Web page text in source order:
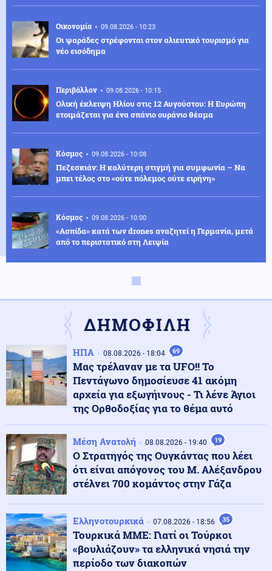
Οικονομία 09.08.2026 - 10:23
Οι ψαράδες στρέφονται στον αλιευτικό τουρισμό για
νέο εισόδημα
Περιβάλλον 09.08.2026 - 10:15
Ολική έκλειψη Ηλίου στις 12 Αυγούστου: Η Ευρώπη
ετοιμάζεται για ένα σπάνιο ουράνιο θέαμα
Κόσμος 09.08.2026 - 10:08
Πεζεσκιάν: Η καλύτερη στιγμή για συμφωνία – Να
μπει τέλος στο «ούτε πόλεμος ούτε ειρήνη»
Κόσμος 09.08.2026 - 10:00
«Ασπίδα» κατά των drones αναζητεί η Γερμανία, μετά
από το περιστατικό στη Λειψία
Κοινωνία
Σχολεία: Τι «φέρνει» το πολλαπλό βιβλίο – Οι
εκκρεμότητες και τα επόμενα βήματα
ΗΠΑ 09.08.2026 - 09:47
Πυρετός στο αμερικανικό Πεντάγωνο: Πιέσεις για νέα
όπλα - Στερεύουν τα αποθέματα
Υγεία 09.08.2026 - 09:41
Ιός Δυτικού Νείλου: Πώς μεταδίδεται, τα συμπτώματα
- Πώς να προστατευθείτε
Κοινωνία 09.08.2026 - 09:35
Κλειστό το beach bar στην Πάρο όπου πνίγηκε ο
4χρονος: Το χρονικό της τραγωδίας
ΔΗΜΟΦΙΛΗ
ΗΠΑ 08.08.2026 - 18:04 69
Μας τρέλαναν με τα UFO!! Το
Πεντάγωνο δημοσίευσε 41 ακόμη
αρχεία για εξωγήινους - Τι λένε Άγιοι
της Ορθοδοξίας για το θέμα αυτό
Μέση Ανατολή 08.08.2026 - 19:40 19
Ο Στρατηγός της Ουγκάντας που λέει
ότι είναι απόγονος του Μ. Αλέξανδρου
στέλνει 700 κομάντος στην Γάζα
Ελληνοτουρκικά 07.08.2026 - 18:56 35
Τουρκικά ΜΜΕ: Γιατί οι Τούρκοι
«βουλιάζουν» τα ελληνικά νησιά την
περίοδο των διακοπών